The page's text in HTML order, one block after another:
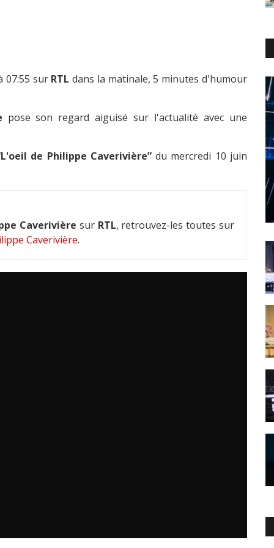
07:55 sur RTL dans la matinale, 5 minutes d'humour
pose son regard aiguisé sur l'actualité avec une
de Philippe Caverivière”du mercredi 10 juin
Caverivière sur RTL, retrouvez-les toutes sur
Caverivière.